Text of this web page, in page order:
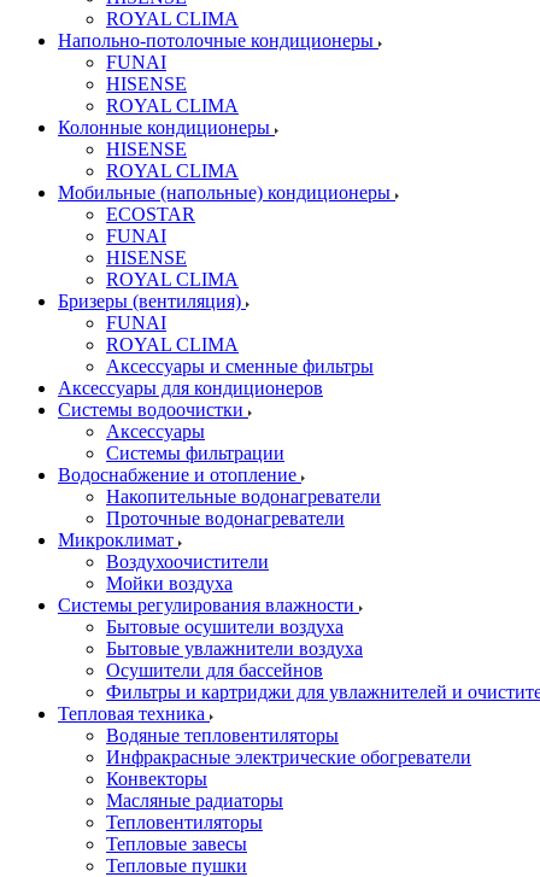
ROYAL CLIMA
Напольно-потолочные кондиционеры
FUNAI
HISENSE
ROYAL CLIMA
Колонные кондиционеры
HISENSE
ROYAL CLIMA
Мобильные (напольные) кондиционеры
ECOSTAR
FUNAI
HISENSE
ROYAL CLIMA
Бризеры (вентиляция)
FUNAI
ROYAL CLIMA
Аксессуары и сменные фильтры
Аксессуары для кондиционеров
Системы водоочистки
Аксессуары
Системы фильтрации
Водоснабжение и отопление
Накопительные водонагреватели
Проточные водонагреватели
Микроклимат
Воздухоочистители
Мойки воздуха
Системы регулирования влажности
Бытовые осушители воздуха
Бытовые увлажнители воздуха
Осушители для бассейнов
Фильтры и картриджи для увлажнителей и
Тепловая техника
Водяные тепловентиляторы
Инфракрасные электрические обогреватели
Конвекторы
Масляные радиаторы
Тепловентиляторы
Тепловые завесы
Тепловые пушки